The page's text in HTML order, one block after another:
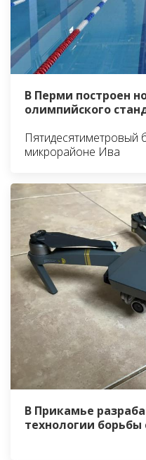
В Перми построен
олимпийского
Пятидесятиметровый
микрорайоне Ива
В Прикамье
технологии борьбы